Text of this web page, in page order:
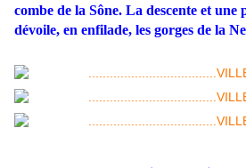
combe de la Sône. La descente et
dévoile, en enfilade, les gorges de la